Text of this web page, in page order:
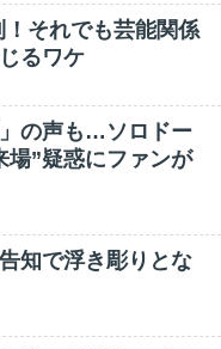
それでも芸能関係
るワケ
」の声も…ソロドー
場”疑惑にファンが
知で浮き彫りとな